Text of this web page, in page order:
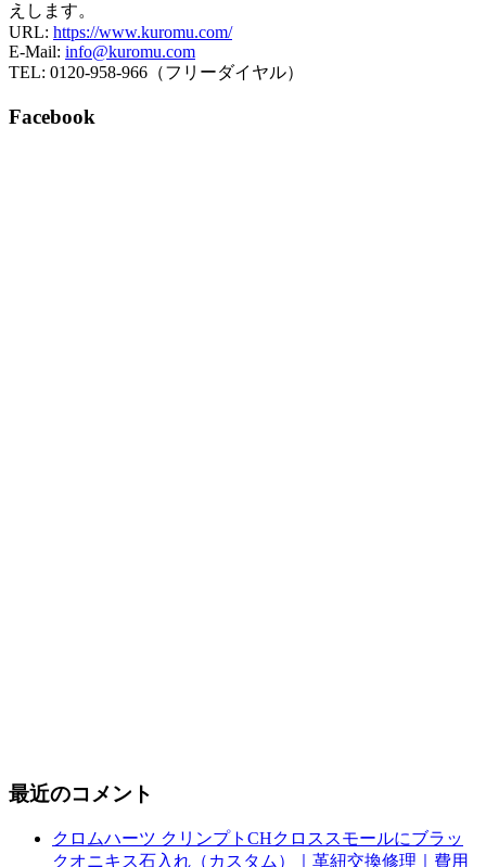
えします。
URL: https://www.kuromu.com/
E-Mail: info@kuromu.com
TEL: 0120-958-966（フリーダイヤル）
Facebook
最近のコメント
クロムハーツ クリンプトCHクロススモールにブラッ
クオニキス石入れ（カスタム）｜革紐交換修理｜費用